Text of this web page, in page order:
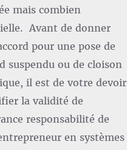
mais combien
Avant de donner
pour une pose de
suspendu ou de cloison
il est de votre devoir
la validité de
responsabilité de
en systèmes